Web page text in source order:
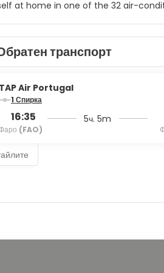
at home in one of the 32 air-
a meal at the restaurant serving
drink at the bar/lounge. A
include luggage storage, a
транспорт
TAP Air Portugal
1 Спирка
16:35
(FAO)
5ч. 5m